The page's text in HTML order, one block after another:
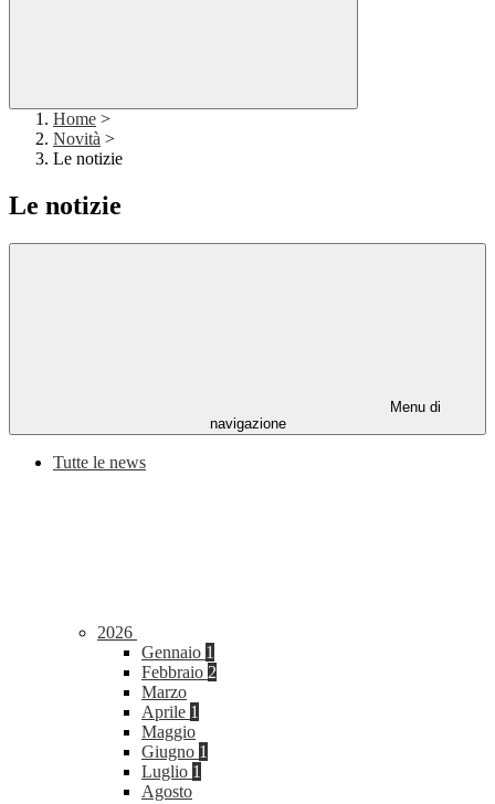
Home >
Novità >
Le notizie
Le notizie
Menu di
navigazione
Tutte le news
2026
Gennaio 1
Febbraio 2
Marzo
Aprile 1
Maggio
Giugno 1
Luglio 1
Agosto